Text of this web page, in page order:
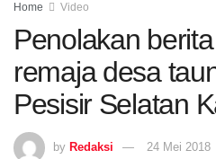
Home Video
Penolakan
remaja desa
Pesisir Selatan
by Redaksi 24 Mei 2018